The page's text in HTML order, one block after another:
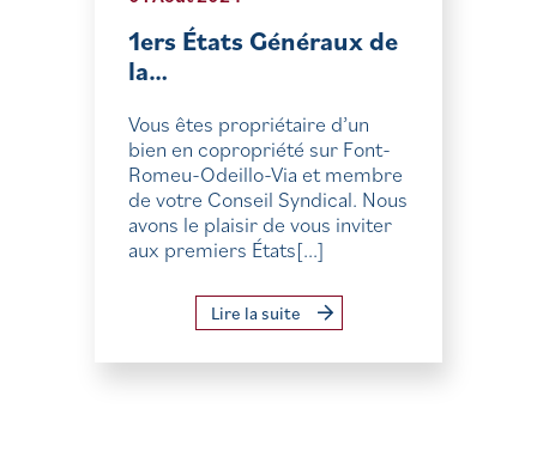
1ers États Généraux de
la…
Vous êtes propriétaire d’un
bien en copropriété sur Font-
Romeu-Odeillo-Via et membre
de votre Conseil Syndical. Nous
avons le plaisir de vous inviter
aux premiers États[...]
Lire la suite